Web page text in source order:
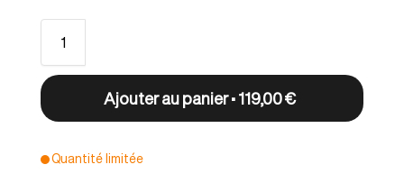
Ajouter au panier • 119,00 €
Quantité limitée